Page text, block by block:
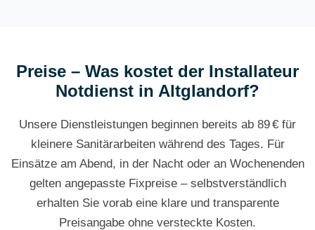
Preise – Was kostet der Installateur
Notdienst in Altglandorf?
Unsere Dienstleistungen beginnen bereits ab 89 € für
kleinere Sanitärarbeiten während des Tages. Für
Einsätze am Abend, in der Nacht oder an Wochenenden
gelten angepasste Fixpreise – selbstverständlich
erhalten Sie vorab eine klare und transparente
Preisangabe ohne versteckte Kosten.